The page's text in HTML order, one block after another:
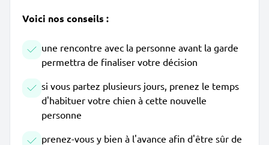
Voici nos conseils :
une rencontre avec la personne avant la garde
permettra de finaliser votre décision
si vous partez plusieurs jours, prenez le temps
d'habituer votre chien à cette nouvelle
personne
prenez-vous y bien à l'avance afin d'être sûr de